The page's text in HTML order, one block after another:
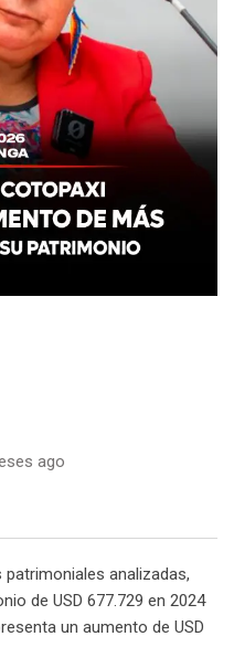
ago
analizadas,
de USD 677.729 en 2024
un aumento de USD